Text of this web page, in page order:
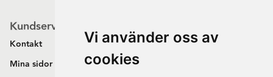
Vi använder oss av
cookies
Kundservice
Kontakt
Mina sidor